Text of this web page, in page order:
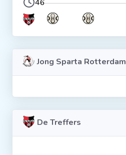
46
Jong Sparta Rotterdam
De Treffers